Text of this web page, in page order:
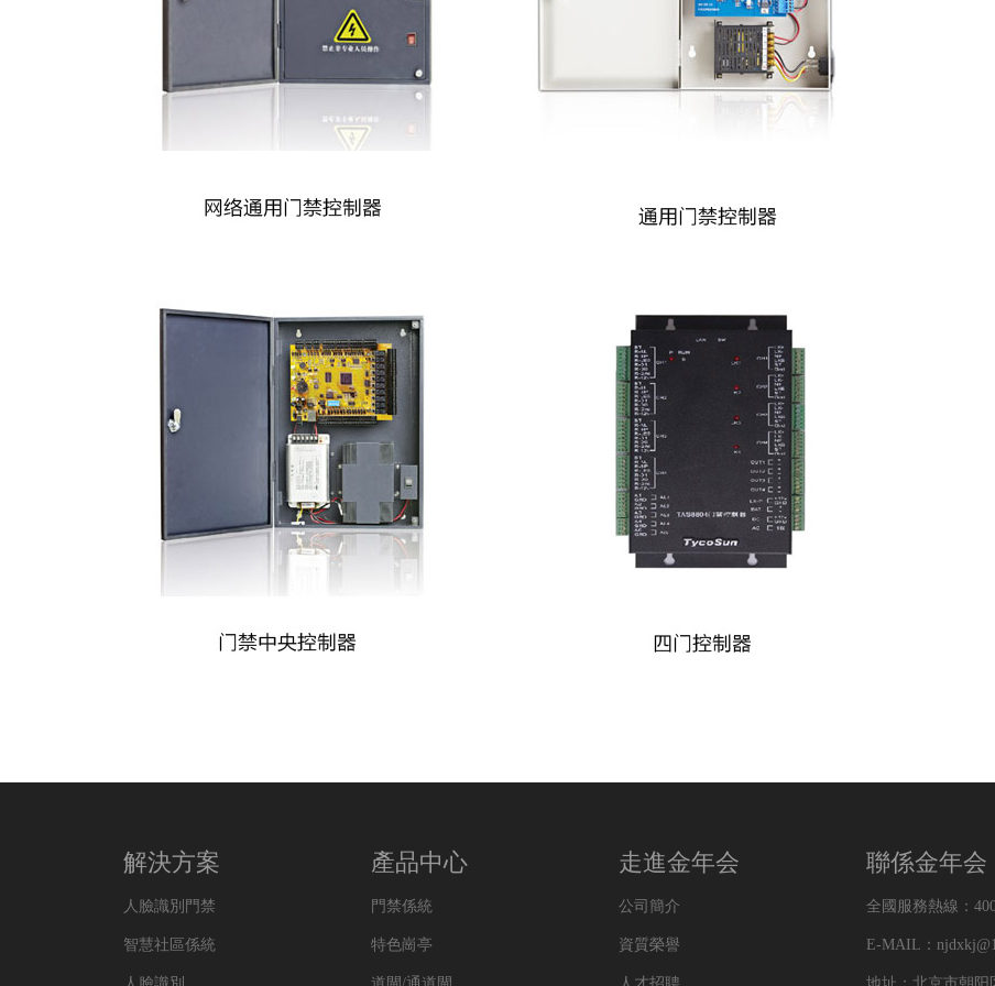
解決方案
人臉識別門禁
智慧社區係統
產品中心
門禁係統
特色崗亭
走進金年会
公司簡介
資質榮譽
聯係金年会
全國服務熱線：
E-MAIL：